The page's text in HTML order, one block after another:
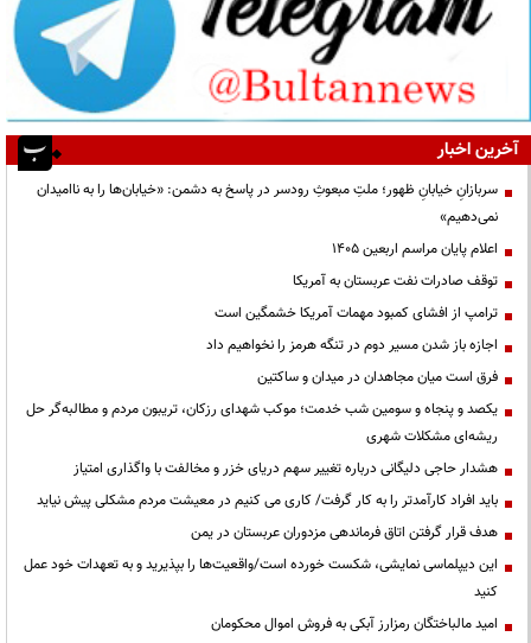
آخرین اخبار
سربازانِ خیابانِ ظهور؛ ملتِ مبعوثِ رودسر در پاسخ به دشمن: «خیابان‌ها را به ناامیدان
نمی‌دهیم»
اعلام پایان مراسم اربعین ۱۴۰۵
توقف صادرات نفت عربستان به آمریکا
ترامپ از افشای کمبود مهمات آمریکا خشمگین است
اجازه باز شدن مسیر دوم در تنگه هرمز را نخواهیم داد
فرق است میان مجاهدان در میدان و ساکتین
یکصد و پنجاه و سومین شب خدمت؛ موکب شهدای رزکان، تریبون مردم و مطالبه‌گر حل
ریشه‌ای مشکلات شهری
هشدار حاجی دلیگانی درباره تغییر سهم دریای خزر و مخالفت با واگذاری امتیاز
باید افراد کارآمدتر را به کار گرفت/ کاری می کنیم در معیشت مردم مشکلی پیش نیاید
هدف قرار گرفتن اتاق‌ فرماندهی مزدوران عربستان در یمن
این دیپلماسی نمایشی، شکست خورده است/واقعیت‌ها را بپذیرید و به تعهدات خود عمل
کنید
امید مالباختگان رمزارز آبکی به فروش اموال محکومان